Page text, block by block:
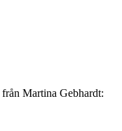
Martina Gebhardt: